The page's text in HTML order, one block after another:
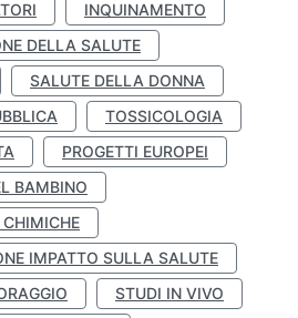
INQUINAMENTO
DELLA SALUTE
SALUTE DELLA DONNA
TOSSICOLOGIA
PROGETTI EUROPEI
BAMBINO
IMPATTO SULLA SALUTE
STUDI IN VIVO